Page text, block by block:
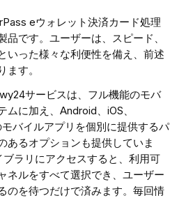
eウォレット決済カード処理
品です。ユーザーは、スピード、
いった様々な利便性を備え、前述
す。
サービスは、フル機能のモバ
に加え、Android、iOS、
バイルアプリを個別に提供するパ
あるオプションも提供していま
ラリにアクセスすると、利用可
ネルをすべて選択でき、ユーザー
のを待つだけで済みます。毎回情